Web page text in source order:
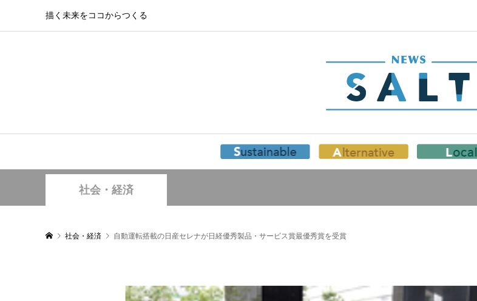
描く未来をココからつくる
社会・経済
社会・経済 自動運転搭載の日産セレナが日経優秀製品・サービス賞最優秀賞を受賞